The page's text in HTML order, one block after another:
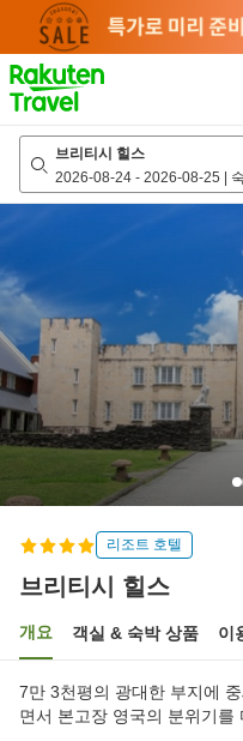
page
브리티시 힐스
2026-08-24 - 2026-08-25 |
리조트 호텔
브리티시 힐스
개요 객실 & 숙박 상품 이
7만 3천평의 광대한 부지에
면서 본고장 영국의 분위기를